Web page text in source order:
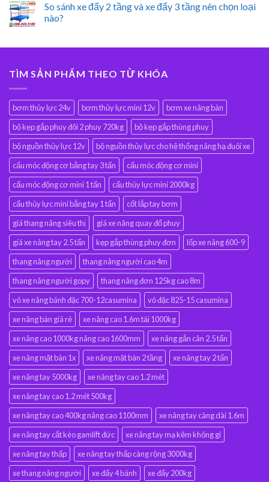
So sánh xe đẩy 2 tầng và xe đẩy 3 tầng nên chọn loại
nào?
TÌM SẢN PHẨM THEO TỪ KHÓA
bơm thủy lực 24v bơm thủy lực mini 12v
bơm xe nâng bàn
bộ kẹp gắp phuy đôi 2 phuy 720kg
bộ kẹp gắp thùng phuy
bộ nguồn thủy lực 12v
bộ nguồn thủy lực cho hệ thống nâng hạ đuôi xe
cẩu móc động cơ bằng tay 3 tấn
cẩu móc động cơ mini
cẩu móc động cơ mini 1 tấn
cẩu thủy lực mini 2000kg
cẩu thủy lực mini bằng tay 1 tấn
cốt lắp tay bơm
giá thang nâng siêu thị
giá xe nâng quay đổ phuy
giá xe nâng tay 2.5 tấn
kẹp gắp thùng phuy đơn
lốp xe nâng 600-9
thang nâng người
thang nâng người cao 4m
thang nâng người gopy
thang nâng đơn 125kg cao 8m
vỏ xe nâng bánh đặc 700-12casumina
vỏ đặc 825-15 casumina
xe nâng bàn giá rẻ
xe nâng cao 1.6m tải 1000kg
xe nâng cao 1000kg nâng cao 1600mm
xe nâng gắn cân 2.5 tấn
xe nâng mặt bàn 1x
xe nâng mặt bàn 2 tầng
xe nâng tay 2 tấn
xe nâng tay 5000kg
xe nâng tay cao 1.2 mét
xe nâng tay cao 1.2 mét 500kg
xe nâng tay cao 400kg nâng cao 1100mm
xe nâng tay càng dài 1.6m
xe nâng tay cắt kéo gamlift đức
xe nâng tay mạ kẽm không gỉ
xe nâng tay thấp
xe nâng tay thấp càng rộng 3000kg
xe thang nâng người
xe đẩy 4 bánh
xe đẩy 200kg